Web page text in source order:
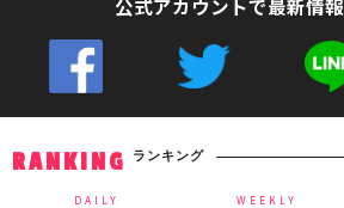
公式アカウントで最新情報
RANKING ランキング
DAILY WEEKLY